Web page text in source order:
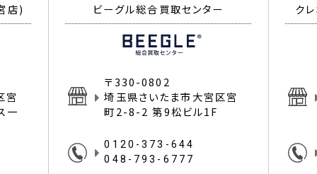
店)
宮
一
ビーグル総合買取センター
〒330-0802
埼玉県さいたま市大宮区宮
町2-8-2 第9松ビル1F
0120-373-644
048-793-6777
ク